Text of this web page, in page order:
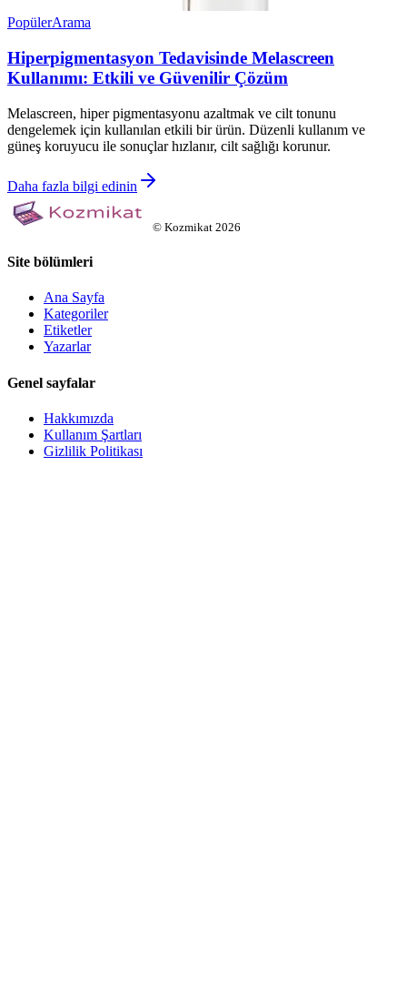
PopülerArama
Hiperpigmentasyon Tedavisinde Melascreen
Kullanımı: Etkili ve Güvenilir Çözüm
Melascreen, hiper pigmentasyonu azaltmak ve cilt tonunu
dengelemek için kullanılan etkili bir ürün. Düzenli kullanım ve
güneş koruyucu ile sonuçlar hızlanır, cilt sağlığı korunur.
Daha fazla bilgi edinin
© Kozmikat 2026
Site bölümleri
Ana Sayfa
Kategoriler
Etiketler
Yazarlar
Genel sayfalar
Hakkımızda
Kullanım Şartları
Gizlilik Politikası